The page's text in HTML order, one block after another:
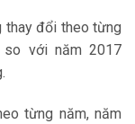
thay đổi theo từng
so với năm 2017
từng năm, năm